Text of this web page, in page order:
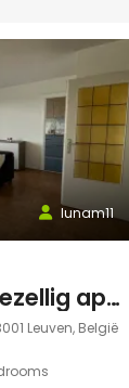
lunam11
Twee kamers vrij in gezellig appartement in Leuven :)
Leuven, België